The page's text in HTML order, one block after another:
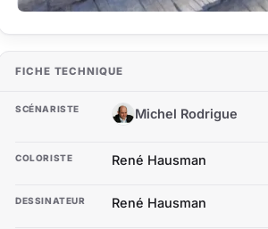
FICHE TECHNIQUE
SCÉNARISTE MR Michel Rodrigue
COLORISTE René Hausman
DESSINATEUR René Hausman